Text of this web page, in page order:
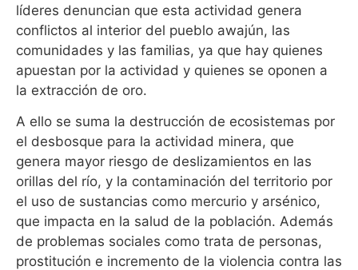
líderes denuncian que esta actividad genera
conflictos al interior del pueblo awajún, las
comunidades y las familias, ya que hay quienes
apuestan por la actividad y quienes se oponen a
la extracción de oro.
A ello se suma la destrucción de ecosistemas por
el desbosque para la actividad minera, que
genera mayor riesgo de deslizamientos en las
orillas del río, y la contaminación del territorio por
el uso de sustancias como mercurio y arsénico,
que impacta en la salud de la población. Además
de problemas sociales como trata de personas,
prostitución e incremento de la violencia contra las